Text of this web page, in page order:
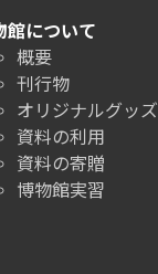
館について
概要
刊行物
オリジナルグッズ
資料の利用
資料の寄贈
博物館実習